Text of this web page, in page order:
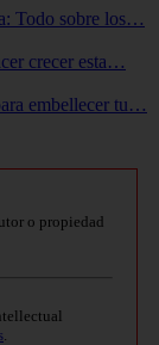
Todo sobre los…
crecer esta…
embellecer tu…
o propiedad